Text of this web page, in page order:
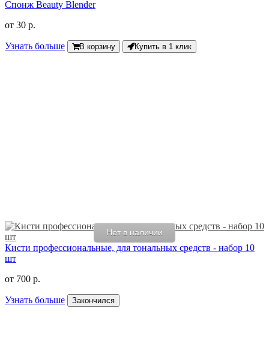
Спонж Beauty Blender
от 30 р.
Узнать больше В корзину Купить в 1 клик
Нет в наличии
Кисти профессиональные, для тональных средств - набор 10
шт
от 700 р.
Узнать больше Закончился